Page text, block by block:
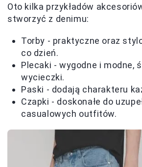
Oto kilka przykładów
stworzyć z denimu:
Torby - praktyczne oraz
co dzień.
Plecaki - wygodne i modne,
wycieczki.
Paski - dodają charakteru
Czapki - doskonałe do
casualowych outfitów.